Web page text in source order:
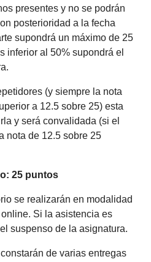
presentes y no se podrán
posterioridad a la fecha
supondrá un máximo de 25
inferior al 50% supondrá el
(y siempre la nota
a 12.5 sobre 25) esta
y será convalidada (si el
nota de 12.5 sobre 25
25 puntos
se realizarán en modalidad
Si la asistencia es
suspenso de la asignatura.
de varias entregas